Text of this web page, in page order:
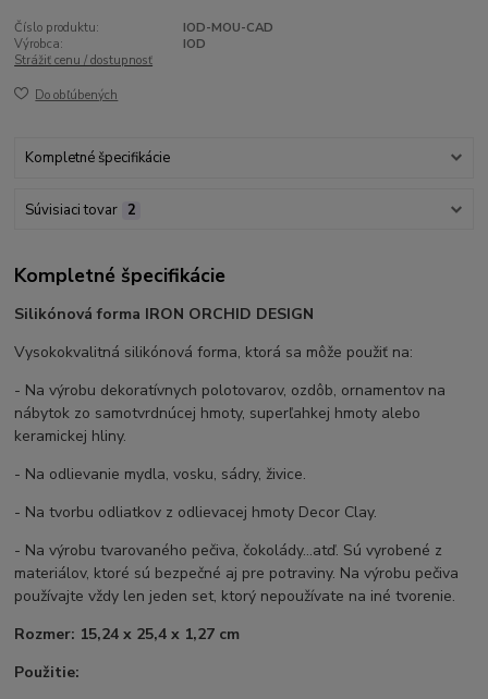
Číslo produktu:
IOD-MOU-CAD
Výrobca:
IOD
Strážiť cenu / dostupnosť
Do obľúbených
Kompletné špecifikácie
Súvisiaci tovar 2
Kompletné špecifikácie
Silikónová forma IRON ORCHID DESIGN
Vysokokvalitná silikónová forma, ktorá sa môže použiť na:
- Na výrobu dekoratívnych polotovarov, ozdôb, ornamentov na
nábytok zo samotvrdnúcej hmoty, superľahkej hmoty alebo
keramickej hliny.
- Na odlievanie mydla, vosku, sádry, živice.
- Na tvorbu odliatkov z odlievacej hmoty Decor Clay.
- Na výrobu tvarovaného pečiva, čokolády...atď. Sú vyrobené z
materiálov, ktoré sú bezpečné aj pre potraviny. Na výrobu pečiva
používajte vždy len jeden set, ktorý nepoužívate na iné tvorenie.
Rozmer: 15,24 x 25,4 x 1,27 cm
Použitie: